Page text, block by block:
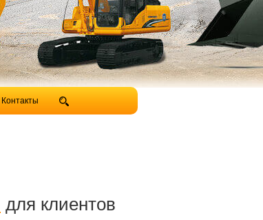
Контакты
для клиентов